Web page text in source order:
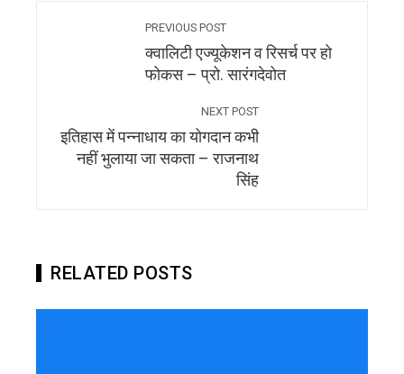
PREVIOUS POST
क्वालिटी एज्यूकेशन व रिसर्च पर हो
फोकस – प्रो. सारंगदेवोत
NEXT POST
इतिहास में पन्नाधाय का योगदान कभी
नहीं भुलाया जा सकता – राजनाथ
सिंह
RELATED POSTS